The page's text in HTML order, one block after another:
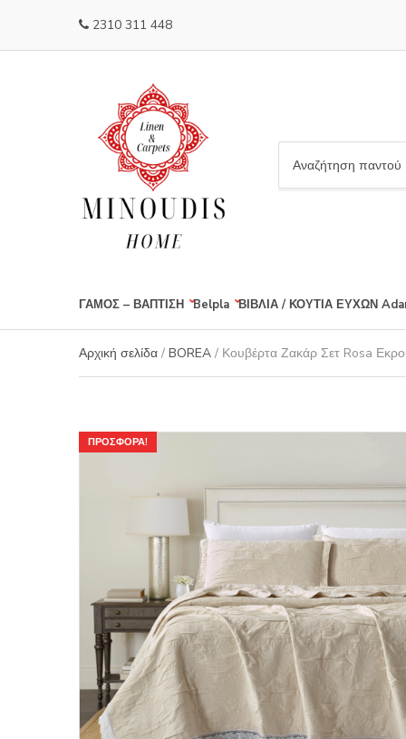
2310 311 448
a
y
n
a
m
ΓΑΜΟΣ – ΒΑΠΤΙΣΗ Belpla ΒΙΒΛΙΑ / ΚΟΥΤΙΑ ΕΥΧΩΝ
Αρχική σελίδα / BOREA / Κουβέρτα Ζακάρ Σετ Rosa
ΠΡΟΣΦΟΡΆ!